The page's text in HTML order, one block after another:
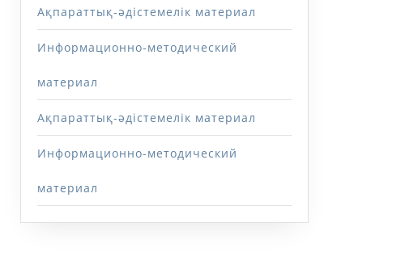
Ақпараттық-әдістемелік материал
Информационно-методический
материал
Ақпараттық-әдістемелік материал
Информационно-методический
материал